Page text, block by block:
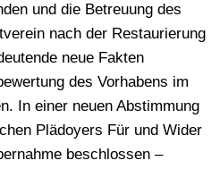
und die Betreuung des
nach der Restaurierung
neue Fakten
des Vorhabens im
In einer neuen Abstimmung
Plädoyers Für und Wider
beschlossen –